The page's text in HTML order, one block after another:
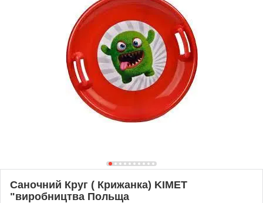
Саночний Круг ( Крижанка) KIMET
"виробництва Польща